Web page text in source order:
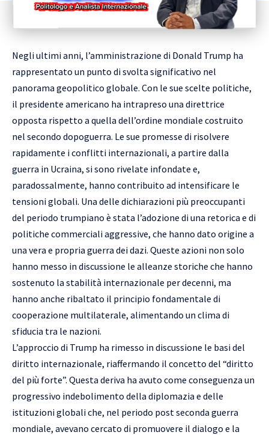
Negli ultimi anni, l’amministrazione di Donald Trump ha
rappresentato un punto di svolta significativo nel
panorama geopolitico globale. Con le sue scelte politiche,
il presidente americano ha intrapreso una direttrice
opposta rispetto a quella dell’ordine mondiale costruito
nel secondo dopoguerra. Le sue promesse di risolvere
rapidamente i conflitti internazionali, a partire dalla
guerra in Ucraina, si sono rivelate infondate e,
paradossalmente, hanno contribuito ad intensificare le
tensioni globali. Una delle dichiarazioni più preoccupanti
del periodo trumpiano è stata l’adozione di una retorica e di
politiche commerciali aggressive, che hanno dato origine a
una vera e propria guerra dei dazi. Queste azioni non solo
hanno messo in discussione le alleanze storiche che hanno
sostenuto la stabilità internazionale per decenni, ma
hanno anche ribaltato il principio fondamentale di
cooperazione multilaterale, alimentando un clima di
sfiducia tra le nazioni.
L’approccio di Trump ha rimesso in discussione le basi del
diritto internazionale, riaffermando il concetto del “diritto
del più forte”. Questa deriva ha avuto come conseguenza un
progressivo indebolimento della diplomazia e delle
istituzioni globali che, nel periodo post seconda guerra
mondiale, avevano cercato di promuovere il dialogo e la